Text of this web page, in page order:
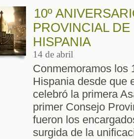
10º
PROVINCIAL
HISPANIA
14 de abril
Conmemoramos los
Hispania desde que
celebró la primera
primer Consejo
fueron los
surgida de la